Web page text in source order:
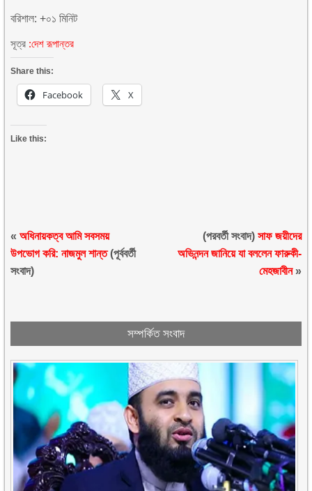
বরিশাল: +০১ মিনিট
সূত্র :দেশ রূপান্তর
Share this:
Facebook X
Like this:
«অধিনায়কত্ব আমি সবসময়
উপভোগ করি: নাজমুল শান্ত(পূর্ববর্তী
সংবাদ)
(পরবর্তী সংবাদ) সাফ জয়ীদের
অভিনন্দন জানিয়ে যা বললেন ফারুকী-
মেহজাবীন»
সম্পর্কিত সংবাদ